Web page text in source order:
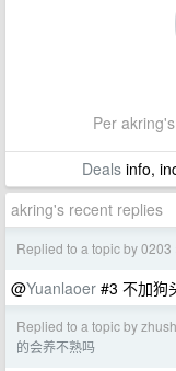
Per
Dealsinfo,
akring's recent replies
Replied to a topic by 0203
@Yuanlaoer #3 不加狗
Replied to a topic by
的会养不熟吗